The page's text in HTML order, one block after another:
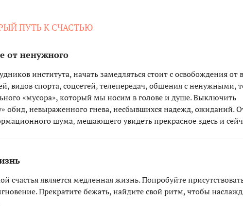
ПУТЬ К СЧАСТЬЮ
от ненужного
института, начать замедляться стоит с освобождения от
видов спорта, соцсетей, телепередач, общения с ненужными,
«мусора», который мы носим в голове и душе. Выключить
обид, невыраженного гнева, несбывшихся надежд, ожиданий.
шума, мешающего увидеть прекрасное здесь и
счастья является медленная жизнь. Попробуйте
Прекратите бежать, найдите свой ритм, чтобы